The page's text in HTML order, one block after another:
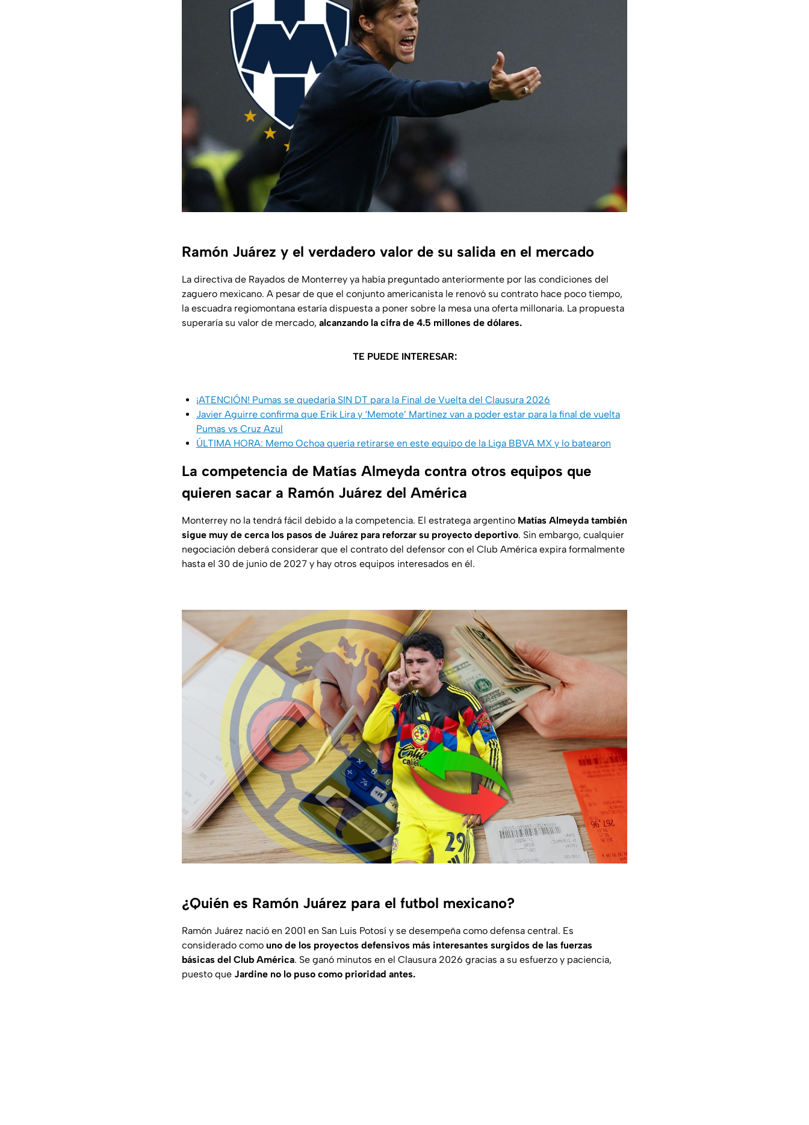
Ramón Juárez y el verdadero valor de su salida en el mercado
La directiva de Rayados de Monterrey ya había preguntado anteriormente por las condiciones del
zaguero mexicano. A pesar de que el conjunto americanista le renovó su contrato hace poco tiempo,
la escuadra regiomontana estaría dispuesta a poner sobre la mesa una oferta millonaria. La propuesta
superaría su valor de mercado, alcanzando la cifra de 4.5 millones de dólares.
TE PUEDE INTERESAR:
¡ATENCIÓN! Pumas se quedaría SIN DT para la Final de Vuelta del Clausura 2026
Javier Aguirre confirma que Erik Lira y ‘Memote’ Martínez van a poder estar para la final de vuelta
Pumas vs Cruz Azul
ÚLTIMA HORA: Memo Ochoa quería retirarse en este equipo de la Liga BBVA MX y lo batearon
La competencia de Matías Almeyda contra otros equipos que
quieren sacar a Ramón Juárez del América
Monterrey no la tendrá fácil debido a la competencia. El estratega argentino Matías Almeyda también
sigue muy de cerca los pasos de Juárez para reforzar su proyecto deportivo. Sin embargo, cualquier
negociación deberá considerar que el contrato del defensor con el Club América expira formalmente
hasta el 30 de junio de 2027 y hay otros equipos interesados en él.
¿Quién es Ramón Juárez para el futbol mexicano?
Ramón Juárez nació en 2001 en San Luis Potosí y se desempeña como defensa central. Es
considerado como uno de los proyectos defensivos más interesantes surgidos de las fuerzas
básicas del Club América. Se ganó minutos en el Clausura 2026 gracias a su esfuerzo y paciencia,
puesto que Jardine no lo puso como prioridad antes.